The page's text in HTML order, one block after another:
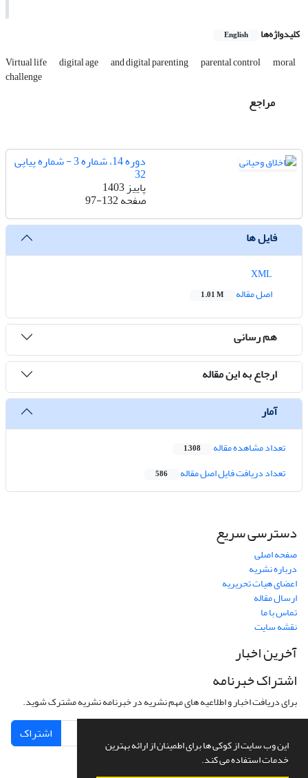
این وب سایت از کوکی ها برای اطمینان از ارائه بهترین
خدمات استفاده می کند.
کلیدواژه‌ها English
Virtual life digital age and digital parenting parental control moral
challenge
مراجع
دوره 14، شماره 3 - شماره پیاپی
32
پاییز 1403
صفحه97-132
فایل ها
اصل مقاله
1.01 M
هم رسانی
ارجاع به این مقاله
آمار
تعداد مشاهده مقاله 1,308
تعداد دریافت فایل اصل مقاله 586
دسترسی سریع
صفحه اصلی
درباره نشریه
اعضای هیات تحریریه
ارسال مقاله
تماس با ما
نقشه سایت
آخرین اخبار
اشتراک خبرنامه
برای دریافت اخبار و اطلاعیه های مهم نشریه در خبرنامه نشریه مشترک شوید.
اشتراک